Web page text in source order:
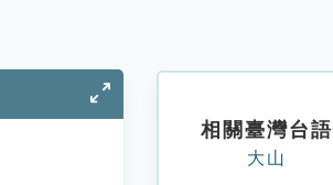
相關臺灣台語
大山